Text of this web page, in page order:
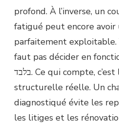
profond. À l’inverse, un
fatigué peut encore avoir
parfaitement
faut pas décider en
בלבד. Ce qui compte, c’est la performance
structurelle réelle. Un
diagnostiqué évite les
les litiges et les